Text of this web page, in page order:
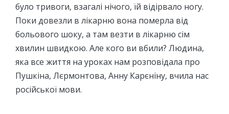
було тривоги, взагалі нічого, їй відірвало ногу.
Поки довезли в лікарню вона померла від
больового шоку, а там везти в лікарню сім
хвилин швидкою. Але кого ви вбили? Людина,
яка все життя на уроках нам розповідала про
Пушкіна, Лєрмонтова, Анну Карєніну, вчила нас
російської мови.